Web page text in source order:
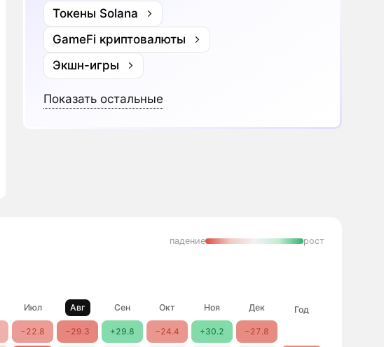
Токены Solana
GameFi криптовалюты
Экшн-игры
Показать остальные
падение рост
Июл Авг Сен Окт Ноя Дек Год
−22.8 −29.3 +29.8 −24.4 +30.2 −27.8